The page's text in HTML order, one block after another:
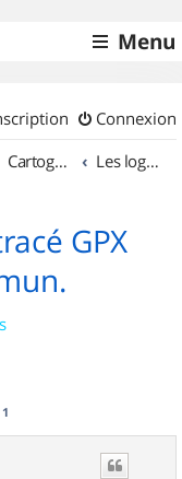
Menu
Connexion
Cartographie et GPS Les logiciels
GPX
1